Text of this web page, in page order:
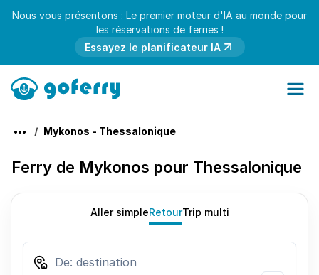
Nous vous présentons : Le premier moteur d'IA au monde pour
les réservations de ferries !
Essayez le planificateur IA
Mykonos - Thessalonique
Ferry de Mykonos pour Thessalonique
Aller simpleRetourTrip multi